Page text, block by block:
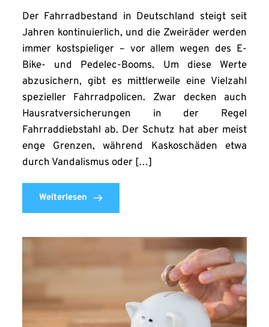
Der Fahrradbestand in Deutschland steigt seit
Jahren kontinuierlich, und die Zweiräder werden
immer kostspieliger – vor allem wegen des E-
Bike- und Pedelec-Booms. Um diese Werte
abzusichern, gibt es mittlerweile eine Vielzahl
spezieller Fahrradpolicen. Zwar decken auch
Hausratversicherungen in der Regel
Fahrraddiebstahl ab. Der Schutz hat aber meist
enge Grenzen, während Kaskoschäden etwa
durch Vandalismus oder […]
Weiterlesen